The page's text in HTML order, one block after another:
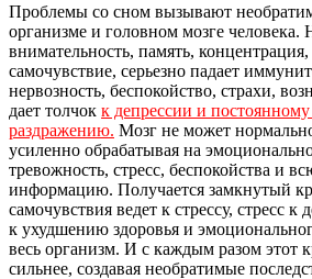
Проблемы со сном вызывают
организме и головном мозге человека.
внимательность, память, концентрация,
самочувствие, серьезно падает
нервозность, беспокойство, страхи,
дает толчок к депрессии и
раздражению. Мозг не может
усиленно обрабатывая на
тревожность, стресс, беспокойства и
информацию. Получается замкнутый
самочувствия ведет к стрессу, стресс к
к ухудшению здоровья и
весь организм. И с каждым разом этот
сильнее, создавая необратимые